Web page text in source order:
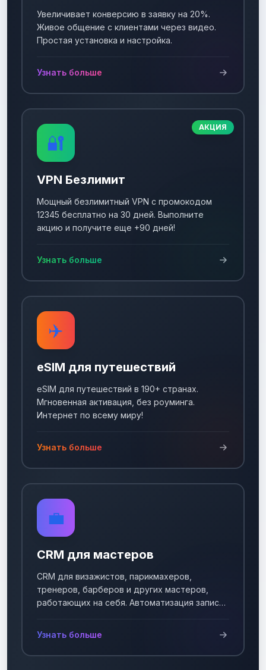
Увеличивает конверсию в заявку на 20%.
Живое общение с клиентами через видео.
Простая установка и настройка.
Узнать больше
АКЦИЯ
🔐
VPN Безлимит
Мощный безлимитный VPN с промокодом
12345 бесплатно на 30 дней. Выполните
акцию и получите еще +90 дней!
Узнать больше
✈️
eSIM для путешествий
eSIM для путешествий в 190+ странах.
Мгновенная активация, без роуминга.
Интернет по всему миру!
Узнать больше
💼
CRM для мастеров
CRM для визажистов, парикмахеров,
тренеров, барберов и других мастеров,
работающих на себя. Автоматизация записи
Узнать больше